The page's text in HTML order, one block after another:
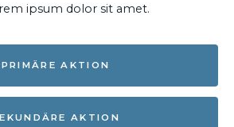
ipsum dolor sit amet.
PRIMÄRE AKTION
AKTION